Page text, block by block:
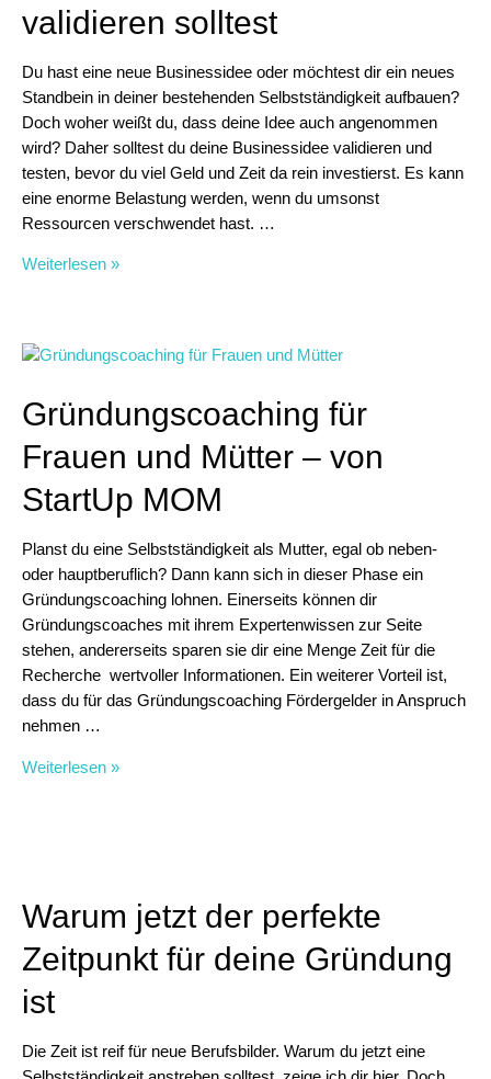
richtige
Mindset
validieren solltest
Du hast eine neue Businessidee oder möchtest dir ein neues
Standbein in deiner bestehenden Selbstständigkeit aufbauen?
Doch woher weißt du, dass deine Idee auch angenommen
wird? Daher solltest du deine Businessidee validieren und
testen, bevor du viel Geld und Zeit da rein investierst. Es kann
eine enorme Belastung werden, wenn du umsonst
Ressourcen verschwendet hast. …
Warum
Businessidee
testen
validieren
Weiterlesen »
Gründungscoaching für
Frauen und Mütter – von
StartUp MOM
Planst du eine Selbstständigkeit als Mutter, egal ob neben-
oder hauptberuflich? Dann kann sich in dieser Phase ein
Gründungscoaching lohnen. Einerseits können dir
Gründungscoaches mit ihrem Expertenwissen zur Seite
stehen, andererseits sparen sie dir eine Menge Zeit für die
Recherche wertvoller Informationen. Ein weiterer Vorteil ist,
dass du für das Gründungscoaching Fördergelder in Anspruch
nehmen …
Gründungscoaching
von
StartUp
MOM
Weiterlesen »
Warum jetzt der perfekte
Zeitpunkt für deine Gründung
ist
Die Zeit ist reif für neue Berufsbilder. Warum du jetzt eine